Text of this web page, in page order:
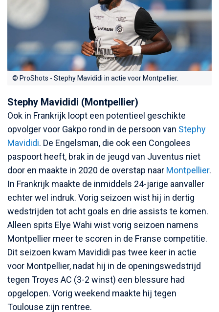
© ProShots - Stephy Mavididi in actie voor Montpellier.
Stephy Mavididi (Montpellier)
Ook in Frankrijk loopt een potentieel geschikte
opvolger voor Gakpo rond in de persoon van Stephy
Mavididi. De Engelsman, die ook een Congolees
paspoort heeft, brak in de jeugd van Juventus niet
door en maakte in 2020 de overstap naar Montpellier.
In Frankrijk maakte de inmiddels 24-jarige aanvaller
echter wel indruk. Vorig seizoen wist hij in dertig
wedstrijden tot acht goals en drie assists te komen.
Alleen spits Elye Wahi wist vorig seizoen namens
Montpellier meer te scoren in de Franse competitie.
Dit seizoen kwam Mavididi pas twee keer in actie
voor Montpellier, nadat hij in de openingswedstrijd
tegen Troyes AC (3-2 winst) een blessure had
opgelopen. Vorig weekend maakte hij tegen
Toulouse zijn rentree.